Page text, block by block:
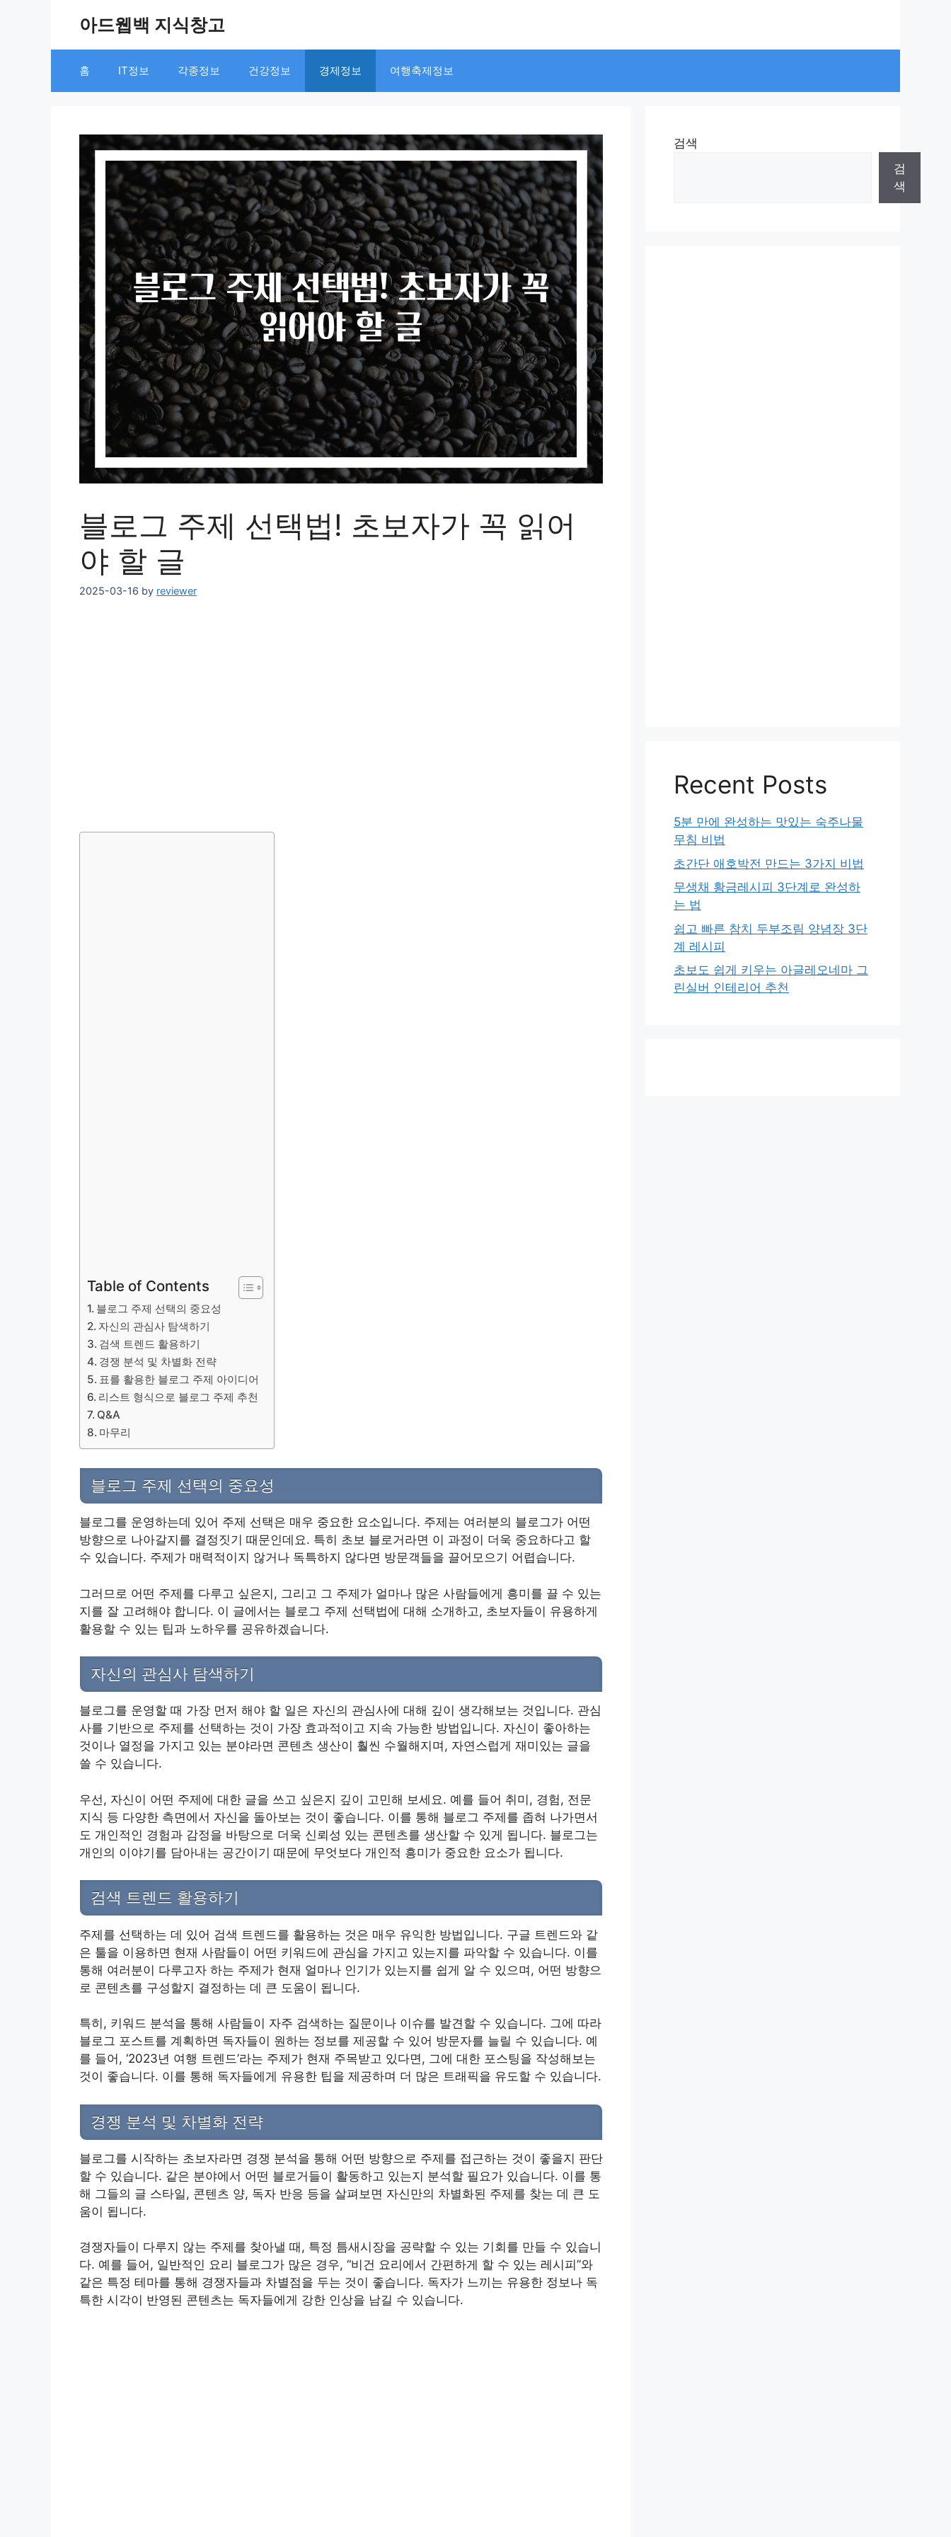
아드웹백 지식창고
홈 IT정보 각종정보 건강정보 경제정보 여행축제정보
블로그 주제 선택법! 초보자가 꼭 읽어
야 할 글
2025-03-16 by reviewer
Table of Contents
블로그 주제 선택의 중요성
자신의 관심사 탐색하기
검색 트렌드 활용하기
경쟁 분석 및 차별화 전략
표를 활용한 블로그 주제 아이디어
리스트 형식으로 블로그 주제 추천
Q&A
마무리
블로그 주제 선택의 중요성
블로그를 운영하는데 있어 주제 선택은 매우 중요한 요소입니다. 주제는 여러분의 블로그가 어떤
방향으로 나아갈지를 결정짓기 때문인데요. 특히 초보 블로거라면 이 과정이 더욱 중요하다고 할
수 있습니다. 주제가 매력적이지 않거나 독특하지 않다면 방문객들을 끌어모으기 어렵습니다.
그러므로 어떤 주제를 다루고 싶은지, 그리고 그 주제가 얼마나 많은 사람들에게 흥미를 끌 수 있는
지를 잘 고려해야 합니다. 이 글에서는 블로그 주제 선택법에 대해 소개하고, 초보자들이 유용하게
활용할 수 있는 팁과 노하우를 공유하겠습니다.
자신의 관심사 탐색하기
블로그를 운영할 때 가장 먼저 해야 할 일은 자신의 관심사에 대해 깊이 생각해보는 것입니다. 관심
사를 기반으로 주제를 선택하는 것이 가장 효과적이고 지속 가능한 방법입니다. 자신이 좋아하는
것이나 열정을 가지고 있는 분야라면 콘텐츠 생산이 훨씬 수월해지며, 자연스럽게 재미있는 글을
쓸 수 있습니다.
우선, 자신이 어떤 주제에 대한 글을 쓰고 싶은지 깊이 고민해 보세요. 예를 들어 취미, 경험, 전문
지식 등 다양한 측면에서 자신을 돌아보는 것이 좋습니다. 이를 통해 블로그 주제를 좁혀 나가면서
도 개인적인 경험과 감정을 바탕으로 더욱 신뢰성 있는 콘텐츠를 생산할 수 있게 됩니다. 블로그는
개인의 이야기를 담아내는 공간이기 때문에 무엇보다 개인적 흥미가 중요한 요소가 됩니다.
검색 트렌드 활용하기
주제를 선택하는 데 있어 검색 트렌드를 활용하는 것은 매우 유익한 방법입니다. 구글 트렌드와 같
은 툴을 이용하면 현재 사람들이 어떤 키워드에 관심을 가지고 있는지를 파악할 수 있습니다. 이를
통해 여러분이 다루고자 하는 주제가 현재 얼마나 인기가 있는지를 쉽게 알 수 있으며, 어떤 방향으
로 콘텐츠를 구성할지 결정하는 데 큰 도움이 됩니다.
특히, 키워드 분석을 통해 사람들이 자주 검색하는 질문이나 이슈를 발견할 수 있습니다. 그에 따라
블로그 포스트를 계획하면 독자들이 원하는 정보를 제공할 수 있어 방문자를 늘릴 수 있습니다. 예
를 들어, ‘2023년 여행 트렌드’라는 주제가 현재 주목받고 있다면, 그에 대한 포스팅을 작성해보는
것이 좋습니다. 이를 통해 독자들에게 유용한 팁을 제공하며 더 많은 트래픽을 유도할 수 있습니다.
경쟁 분석 및 차별화 전략
블로그를 시작하는 초보자라면 경쟁 분석을 통해 어떤 방향으로 주제를 접근하는 것이 좋을지 판단
할 수 있습니다. 같은 분야에서 어떤 블로거들이 활동하고 있는지 분석할 필요가 있습니다. 이를 통
해 그들의 글 스타일, 콘텐츠 양, 독자 반응 등을 살펴보면 자신만의 차별화된 주제를 찾는 데 큰 도
움이 됩니다.
경쟁자들이 다루지 않는 주제를 찾아낼 때, 특정 틈새시장을 공략할 수 있는 기회를 만들 수 있습니
다. 예를 들어, 일반적인 요리 블로그가 많은 경우, “비건 요리에서 간편하게 할 수 있는 레시피”와
같은 특정 테마를 통해 경쟁자들과 차별점을 두는 것이 좋습니다. 독자가 느끼는 유용한 정보나 독
특한 시각이 반영된 콘텐츠는 독자들에게 강한 인상을 남길 수 있습니다.
검색
검
색
Recent Posts
5분 만에 완성하는 맛있는 숙주나물
무침 비법
초간단 애호박전 만드는 3가지 비법
무생채 황금레시피 3단계로 완성하
는 법
쉽고 빠른 참치 두부조림 양념장 3단
계 레시피
초보도 쉽게 키우는 아글레오네마 그
린실버 인테리어 추천